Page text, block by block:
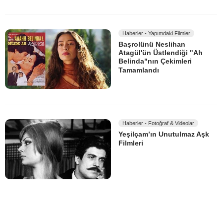
Haberler - Yapımdaki Filmler
Başrolünü Neslihan
Atagül'ün Üstlendiği "Ah
Belinda"nın Çekimleri
Tamamlandı
Haberler - Fotoğraf & Videolar
Yeşilçam’ın Unutulmaz Aşk
Filmleri